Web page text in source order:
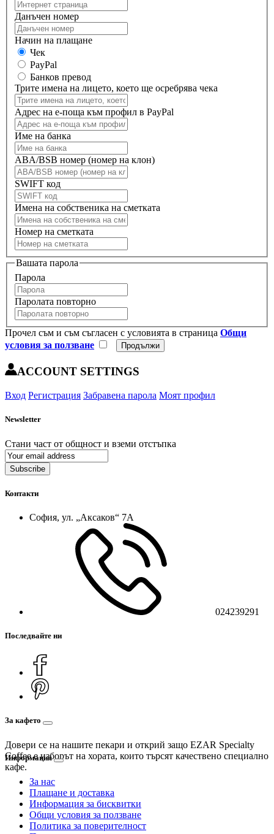
Данъчен номер
Начин на плащане
Чек
PayPal
Банков превод
Трите имена на лицето, което ще осребрява чека
Адрес на е-поща към профил в PayPal
Име на банка
ABA/BSB номер (номер на клон)
SWIFT код
Имена на собственика на сметката
Номер на сметката
Вашата парола
Парола
Паролата повторно
Прочел съм и съм съгласен с условията в страница Общи
условия за ползване
ACCOUNT SETTINGS
Вход Регистрация Забравена парола Моят профил
Newsletter
Стани част от общност и вземи отстъпка
Subscribe
Контакти
София, ул. „Аксаков“ 7А
024239291
Последвайте ни
За кафето
Довери се на нашите пекари и открий защо EZAR Specialty
Coffee е изборът на хората, които търсят качествено специално
кафе.
Информация
За нас
Плащане и доставка
Информация за бисквитки
Общи условия за ползване
Политика за поверителност